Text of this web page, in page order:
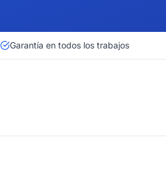
Garantía en todos los trabajos